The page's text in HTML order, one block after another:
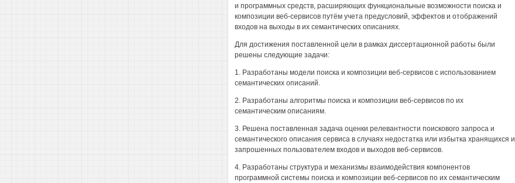
и программных средств, расширяющих функциональные возможности поиска и
композиции веб-сервисов путём учета предусловий, эффектов и отображений
входов на выходы в их семантических описаниях.
Для достижения поставленной цели в рамках диссертационной работы были
решены следующие задачи:
1. Разработаны модели поиска и композиции веб-сервисов с использованием
семантических описаний.
2. Разработаны алгоритмы поиска и композиции веб-сервисов по их
семантическим описаниям.
3. Решена поставленная задача оценки релевантности поискового запроса и
семантического описания сервиса в случаях недостатка или избытка хранящихся и
запрошенных пользователем входов и выходов веб-сервисов.
4. Разработаны структура и механизмы взаимодействия компонентов
программной системы поиска и композиции веб-сервисов по их семантическим